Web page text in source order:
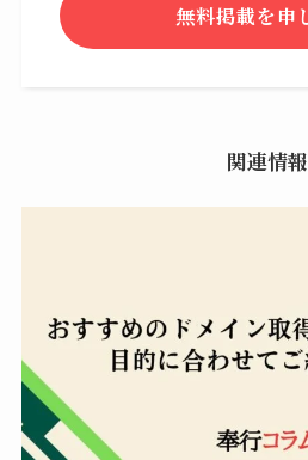
無料掲載を申
関連情報